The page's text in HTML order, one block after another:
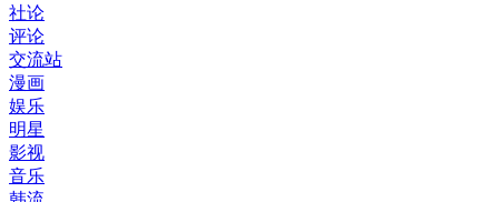
社论
评论
交流站
漫画
娱乐
明星
影视
音乐